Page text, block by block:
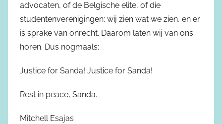
advocaten, of de Belgische elite, of die
studentenverenigingen: wij zien wat we zien, en er
is sprake van onrecht. Daarom laten wij van ons
horen. Dus nogmaals:
Justice for Sanda! Justice for Sanda!
Rest in peace, Sanda.
Mitchell Esajas